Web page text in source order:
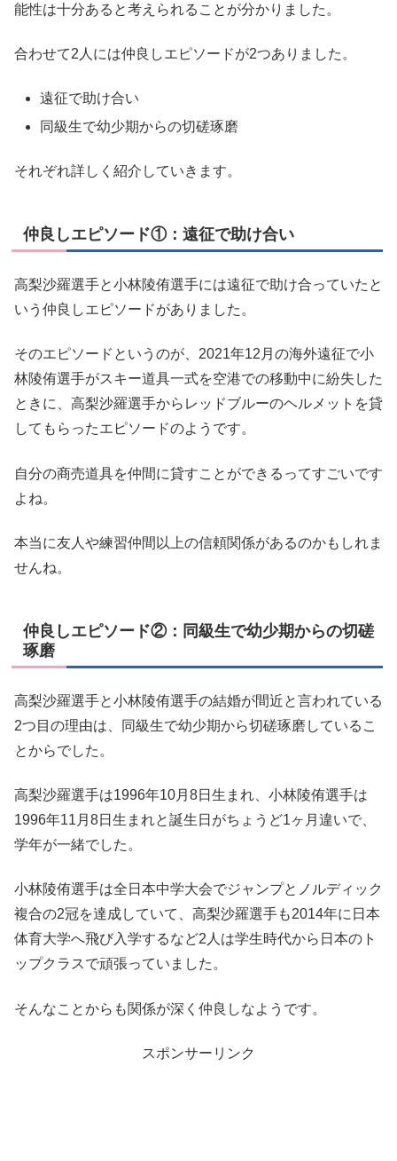
能性は十分あると考えられることが分かりました。
合わせて2人には仲良しエピソードが2つありました。
遠征で助け合い
同級生で幼少期からの切磋琢磨
それぞれ詳しく紹介していきます。
仲良しエピソード①：遠征で助け合い
高梨沙羅選手と小林陵侑選手には遠征で助け合っていたと
いう仲良しエピソードがありました。
そのエピソードというのが、2021年12月の海外遠征で小
林陵侑選手がスキー道具一式を空港での移動中に紛失した
ときに、高梨沙羅選手からレッドブルーのヘルメットを貸
してもらったエピソードのようです。
自分の商売道具を仲間に貸すことができるってすごいです
よね。
本当に友人や練習仲間以上の信頼関係があるのかもしれま
せんね。
仲良しエピソード②：同級生で幼少期からの切磋
琢磨
高梨沙羅選手と小林陵侑選手の結婚が間近と言われている
2つ目の理由は、同級生で幼少期から切磋琢磨しているこ
とからでした。
高梨沙羅選手は1996年10月8日生まれ、小林陵侑選手は
1996年11月8日生まれと誕生日がちょうど1ヶ月違いで、
学年が一緒でした。
小林陵侑選手は全日本中学大会でジャンプとノルディック
複合の2冠を達成していて、高梨沙羅選手も2014年に日本
体育大学へ飛び入学するなど2人は学生時代から日本のト
ップクラスで頑張っていました。
そんなことからも関係が深く仲良しなようです。
スポンサーリンク